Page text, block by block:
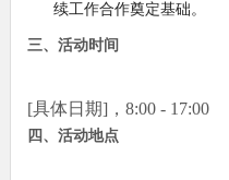
续工作合作奠定基础。
三、活动时间
[具体日期]，8:00 - 17:00
四、活动地点